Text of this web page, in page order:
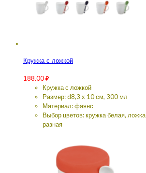
Кружка с ложкой
188.00₽
Кружка с ложкой
Размер: d8,3 х 10 см, 300 мл
Материал: фаянс
Выбор цветов: кружка белая, ложка
разная